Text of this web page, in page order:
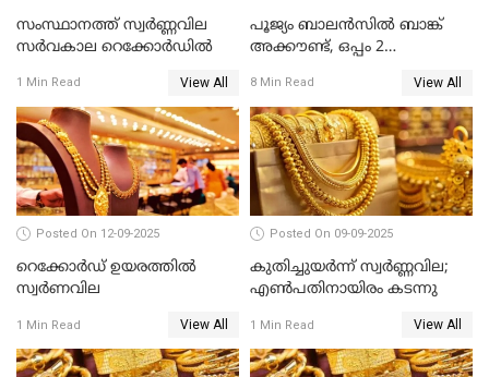
സംസ്ഥാനത്ത് സ്വര്‍ണ്ണവില
സർവകാല റെക്കോർഡിൽ
1 Min Read View All
പൂജ്യം ബാലൻസിൽ ബാങ്ക്
അക്കൗണ്ട്, ഒപ്പം 2
ജൻ ധൻ നേട്ടങ്ങൾ അറിയാം
8 Min Read View All
Posted On 12-09-2025
റെക്കോര്‍ഡ് ഉയരത്തിൽ
സ്വര്‍ണവില
1 Min Read View All
Posted On 09-09-2025
കുതിച്ചുയർന്ന് സ്വർണ്ണവില;
എണ്‍പതിനായിരം കടന്നു
1 Min Read View All